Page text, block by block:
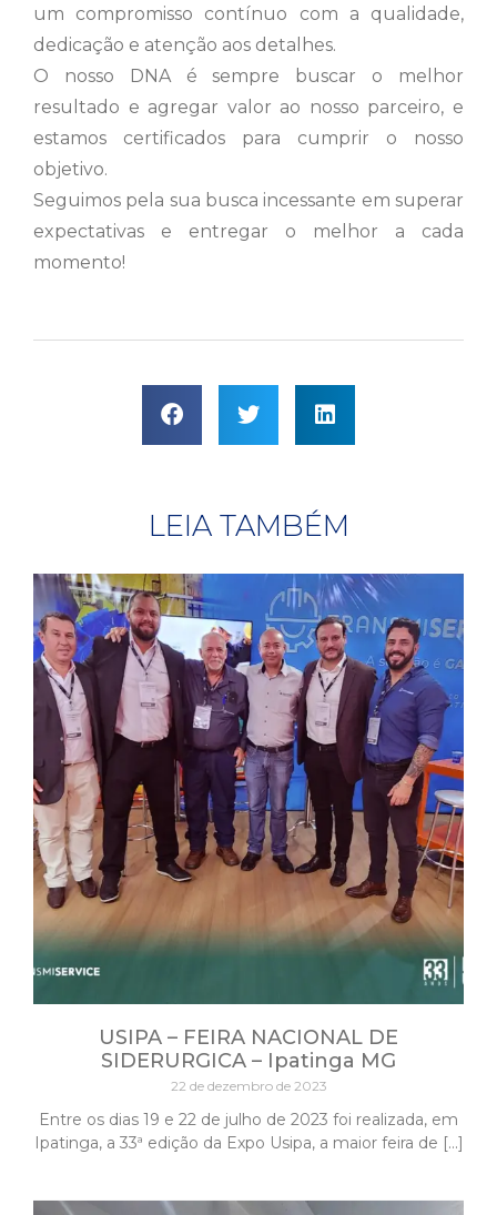
um compromisso contínuo com a qualidade,
dedicação e atenção aos detalhes.
O nosso DNA é sempre buscar o melhor
resultado e agregar valor ao nosso parceiro, e
estamos certificados para cumprir o nosso
objetivo.
Seguimos pela sua busca incessante em superar
expectativas e entregar o melhor a cada
momento!
LEIA TAMBÉM
USIPA – FEIRA NACIONAL DE
SIDERURGICA – Ipatinga MG
22 de dezembro de 2023
Entre os dias 19 e 22 de julho de 2023 foi realizada, em
Ipatinga, a 33ª edição da Expo Usipa, a maior feira de